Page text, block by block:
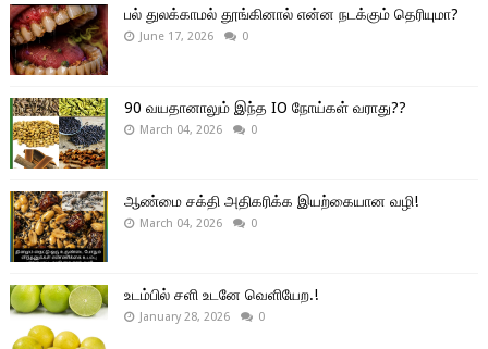
பல் துலக்காமல் தூங்கினால் என்ன நடக்கும் தெரியுமா?
June 17, 2026 0
90 வயதானாலும் இந்த IO நோய்கள் வராது??
March 04, 2026 0
ஆண்மை சக்தி அதிகரிக்க இயற்கையான வழி!
March 04, 2026 0
உடம்பில் சளி உடனே வெளியேற.!
January 28, 2026 0